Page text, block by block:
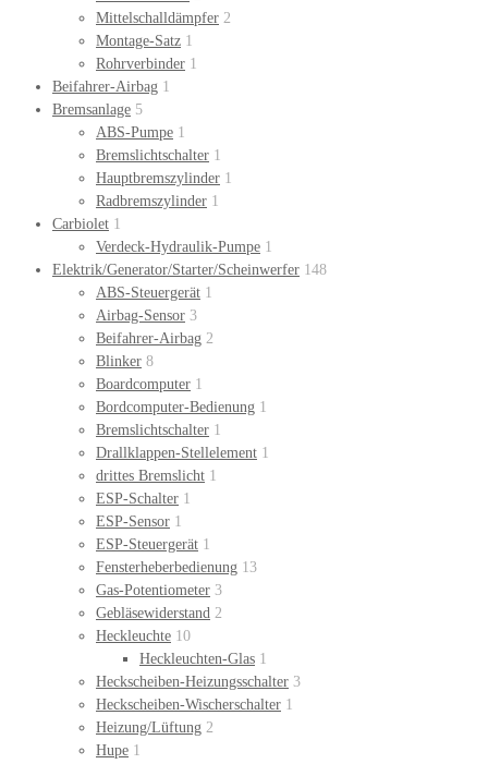
Mittelschalldämpfer 2
Montage-Satz 1
Rohrverbinder 1
Beifahrer-Airbag 1
Bremsanlage 5
ABS-Pumpe 1
Bremslichtschalter 1
Hauptbremszylinder 1
Radbremszylinder 1
Carbiolet 1
Verdeck-Hydraulik-Pumpe 1
Elektrik/Generator/Starter/Scheinwerfer 148
ABS-Steuergerät 1
Airbag-Sensor 3
Beifahrer-Airbag 2
Blinker 8
Boardcomputer 1
Bordcomputer-Bedienung 1
Bremslichtschalter 1
Drallklappen-Stellelement 1
drittes Bremslicht 1
ESP-Schalter 1
ESP-Sensor 1
ESP-Steuergerät 1
Fensterheberbedienung 13
Gas-Potentiometer 3
Gebläsewiderstand 2
Heckleuchte 10
Heckleuchten-Glas 1
Heckscheiben-Heizungsschalter 3
Heckscheiben-Wischerschalter 1
Heizung/Lüftung 2
Hupe 1